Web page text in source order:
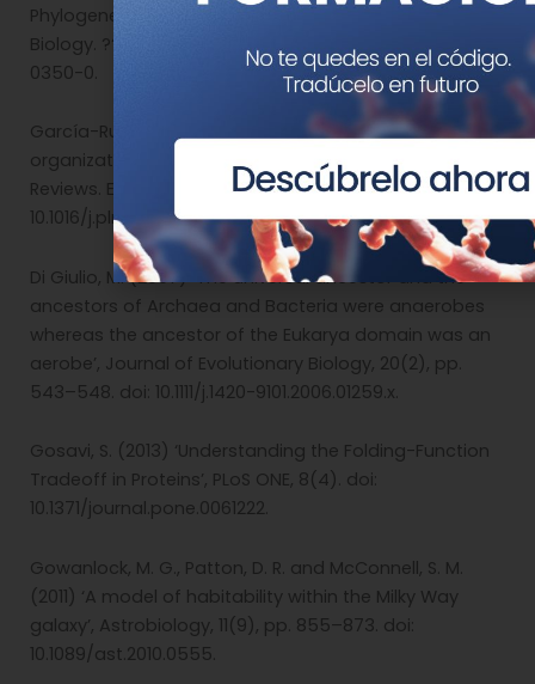
Phylogenetics and phylogeography’, BMC Evolutionary
Biology. ???, 15(1), pp. 1–18. doi: 10.1186/s12862-015-
0350-0.
García-Ruiz, J. M.,et al. (2020a) ‘Mineral self-
organization on a lifeless planet’, Physics of Life
Reviews. Elsevier B.V., 34–35, pp. 62–82. doi:
10.1016/j.plrev.2020.01.001.
Di Giulio, M. (2007) ‘The universal ancestor and the
ancestors of Archaea and Bacteria were anaerobes
whereas the ancestor of the Eukarya domain was an
aerobe’, Journal of Evolutionary Biology, 20(2), pp.
543–548. doi: 10.1111/j.1420-9101.2006.01259.x.
Gosavi, S. (2013) ‘Understanding the Folding-Function
Tradeoff in Proteins’, PLoS ONE, 8(4). doi:
10.1371/journal.pone.0061222.
Gowanlock, M. G., Patton, D. R. and McConnell, S. M.
(2011) ‘A model of habitability within the Milky Way
galaxy’, Astrobiology, 11(9), pp. 855–873. doi:
10.1089/ast.2010.0555.